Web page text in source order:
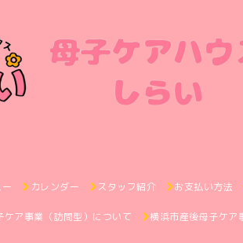
カレンダー スタッフ紹介 お支払い方法
ケア事業（訪問型）について 横浜市産後母子ケア